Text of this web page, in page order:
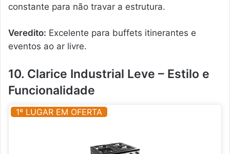
constante para não travar a estrutura.
Veredito: Excelente para buffets itinerantes e
eventos ao ar livre.
10. Clarice Industrial Leve – Estilo e
Funcionalidade
1º LUGAR EM OFERTA